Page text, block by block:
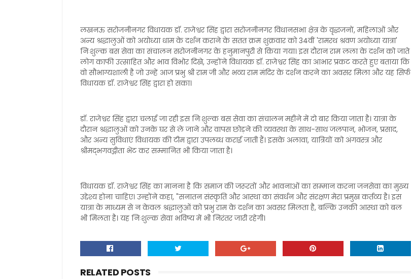
लखनऊ सरोजनीनगर विधायक डॉ. राजेश्वर सिंह द्वारा सरोजनीनगर विधानसभा क्षेत्र के वृद्धजनों, महिलाओं और
अन्य श्रद्धालुओं को अयोध्या धाम के दर्शन कराने के सतत क्रम शुक्रवार को 34वीं 'रामरथ श्रवण अयोध्या यात्रा'
निःशुल्क बस सेवा का संचालन सरोजनीनगर के हनुमानपुरी से किया गया। इस दौरान राम लला के दर्शन को जाते
लोग काफी उत्साहित और भाव विभोर दिखे, उन्होंने विधायक डॉ. राजेश्वर सिंह का आभार प्रकट करते हुए बताया कि
वो सौभाग्यशाली है जो उन्हें आज प्रभु श्री राम जी और भव्य राम मंदिर के दर्शन करने का अवसर मिला और यह सिर्फ
विधायक डॉ. राजेश्वर सिंह द्वारा हो सका।
डॉ. राजेश्वर सिंह द्वारा चलाई जा रही इस निःशुल्क बस सेवा का संचालन महीने में दो बार किया जाता है। यात्रा के
दौरान श्रद्धालुओं को उनके घर से ले जाने और वापस छोड़ने की व्यवस्था के साथ-साथ जलपान, भोजन, प्रसाद,
और अन्य सुविधाएं विधायक की टीम द्वारा उपलब्ध कराई जाती हैं। इसके अलावा, यात्रियों को अंगवस्त्र और
श्रीमद्भगवद्गीता भेंट कर सम्मानित भी किया जाता है।
विधायक डॉ. राजेश्वर सिंह का मानना है कि समाज की जरूरतों और भावनाओं का सम्मान करना जनसेवा का मुख्य
उद्देश्य होना चाहिए। उन्होंने कहा, "सनातन संस्कृति और आस्था का संवर्धन और संरक्षण मेरा प्रमुख कर्तव्य है। इस
यात्रा के माध्यम से न केवल श्रद्धालुओं को प्रभु राम के दर्शन का अवसर मिलता है, बल्कि उनकी आस्था को बल
भी मिलता है। यह निःशुल्क सेवा भविष्य में भी निरंतर जारी रहेगी।
RELATED POSTS